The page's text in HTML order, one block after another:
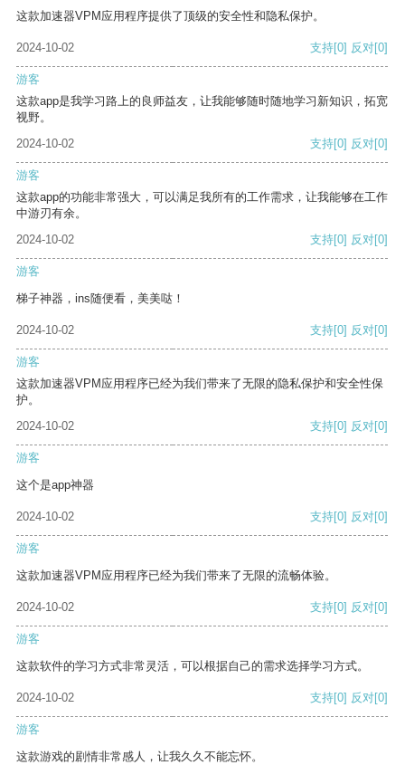
这款加速器VPM应用程序提供了顶级的安全性和隐私保护。
2024-10-02 支持[0] 反对[0]
游客
这款app是我学习路上的良师益友，让我能够随时随地学习新知识，拓宽
视野。
2024-10-02
支持[0] 反对[0]
游客
这款app的功能非常强大，可以满足我所有的工作需求，让我能够在工作
中游刃有余。
2024-10-02
支持[0] 反对[0]
游客
梯子神器，ins随便看，美美哒！
2024-10-02 支持[0] 反对[0]
游客
这款加速器VPM应用程序已经为我们带来了无限的隐私保护和安全性保
护。
2024-10-02
支持[0] 反对[0]
游客
这个是app神器
2024-10-02 支持[0] 反对[0]
游客
这款加速器VPM应用程序已经为我们带来了无限的流畅体验。
2024-10-02 支持[0] 反对[0]
游客
这款软件的学习方式非常灵活，可以根据自己的需求选择学习方式。
2024-10-02 支持[0] 反对[0]
游客
这款游戏的剧情非常感人，让我久久不能忘怀。